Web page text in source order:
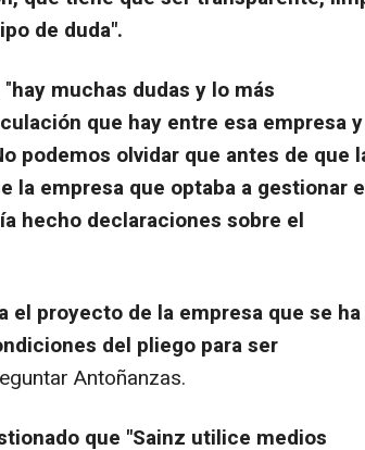
de duda".
hay muchas dudas y lo más
que hay entre esa empresa
podemos olvidar que antes de que
la empresa que optaba a gestionar
hecho declaraciones sobre el
el proyecto de la empresa que se ha
del pliego para ser
Antoñanzas.
que "Sainz utilice medios